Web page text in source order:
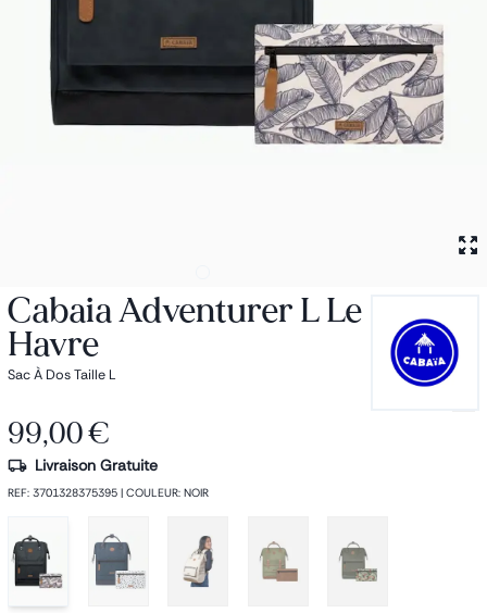
Porte monnaie
Bagages
Accessoires
Sac de voyage
Cabaia Adventurer L Le
Havre
Sac À Dos Taille L
99,00 €
Livraison Gratuite
REF: 3701328375395 | COULEUR: NOIR